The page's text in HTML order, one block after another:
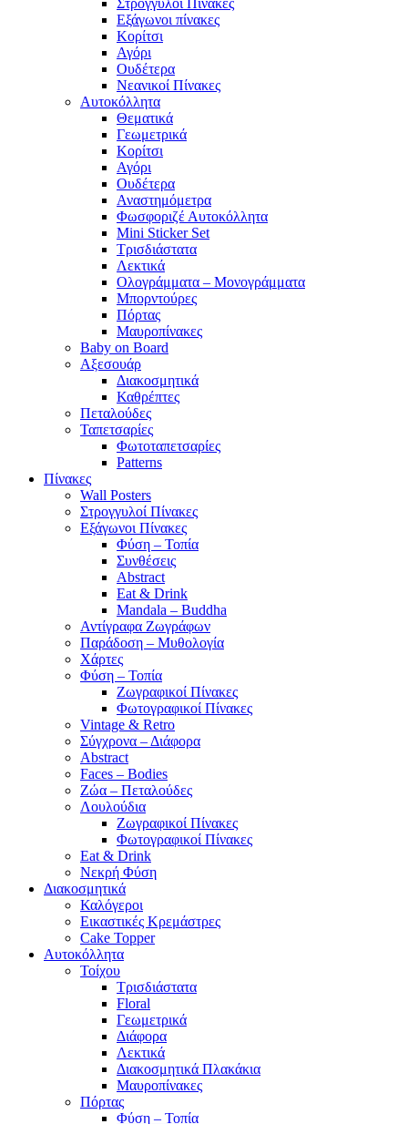
Στρογγυλοί Πίνακες
Εξάγωνοι πίνακες
Κορίτσι
Αγόρι
Ουδέτερα
Νεανικοί Πίνακες
Αυτοκόλλητα
Θεματικά
Γεωμετρικά
Κορίτσι
Αγόρι
Ουδέτερα
Αναστημόμετρα
Φωσφοριζέ Αυτοκόλλητα
Mini Sticker Set
Tρισδιάστατα
Λεκτικά
Ολογράμματα – Μονογράμματα
Μπορντούρες
Πόρτας
Μαυροπίνακες
Baby on Board
Αξεσουάρ
Διακοσμητικά
Καθρέπτες
Πεταλούδες
Ταπετσαρίες
Φωτοταπετσαρίες
Patterns
Πίνακες
Wall Posters
Στρογγυλοί Πίνακες
Εξάγωνοι Πίνακες
Φύση – Τοπία
Συνθέσεις
Abstract
Eat & Drink
Mandala – Buddha
Αντίγραφα Ζωγράφων
Παράδοση – Μυθολογία
Χάρτες
Φύση – Τοπία
Ζωγραφικοί Πίνακες
Φωτογραφικοί Πίνακες
Vintage & Retro
Σύγχρονα – Διάφορα
Abstract
Faces – Bodies
Ζώα – Πεταλούδες
Λουλούδια
Ζωγραφικοί Πίνακες
Φωτογραφικοί Πίνακες
Eat & Drink
Νεκρή Φύση
Διακοσμητικά
Καλόγεροι
Εικαστικές Κρεμάστρες
Cake Topper
Αυτοκόλλητα
Τοίχου
Τρισδιάστατα
Floral
Γεωμετρικά
Διάφορα
Λεκτικά
Διακοσμητικά Πλακάκια
Μαυροπίνακες
Πόρτας
Φύση – Τοπία